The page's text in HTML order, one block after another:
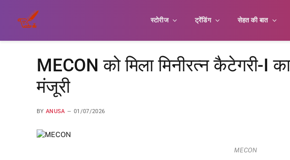
स्टोरीज ट्रेंडिंग सेहत की बात
MECON को मिला मिनीरत्न कैटेगरी-I
मंजूरी
BY ANUSA 01/07/2026
MECON